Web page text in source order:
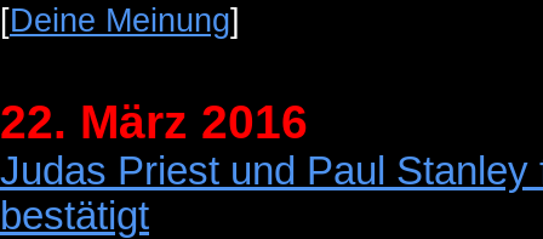
[Deine Meinung]
22. März 2016
Judas Priest und Paul
bestätigt